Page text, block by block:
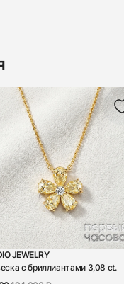
JEWELRY
с бриллиантами 3,08 ct.